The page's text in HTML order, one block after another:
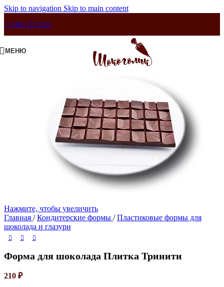
Skip to navigation Skip to main content
+7 (960) 757-70-07
МЕНЮ
Нажмите, чтобы увеличить
Главная / Кондитерские формы / Пластиковые формы для
шоколада и глазури
Форма для шоколада Плитка Тринити
210 ₽